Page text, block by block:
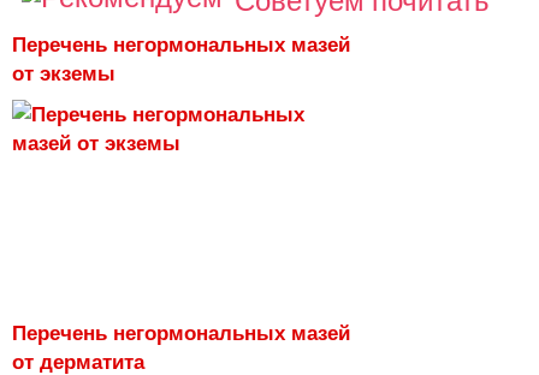
Перечень негормональных мазей
от экземы
Перечень негормональных мазей
от дерматита